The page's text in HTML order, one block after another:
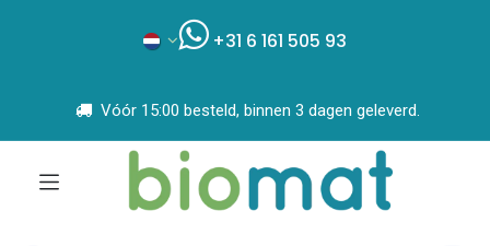
+31 6 161 505 93
Vóór 15:00 besteld, binnen 3 dagen geleverd.